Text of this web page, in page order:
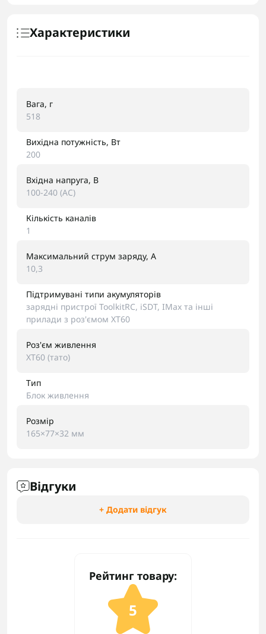
Характеристики
Вага, г
518
Вихідна потужність, Вт
200
Вхідна напруга, В
100-240 (AC)
Кількість каналів
1
Максимальний струм заряду, A
10,3
Підтримувані типи акумуляторів
зарядні пристрої ToolkitRC, iSDT, IMax та інші
прилади з роз'ємом XT60
Роз'єм живлення
XT60 (тато)
Тип
Блок живлення
Розмір
165×77×32 мм
Відгуки
+ Додати відгук
Рейтинг товару:
5